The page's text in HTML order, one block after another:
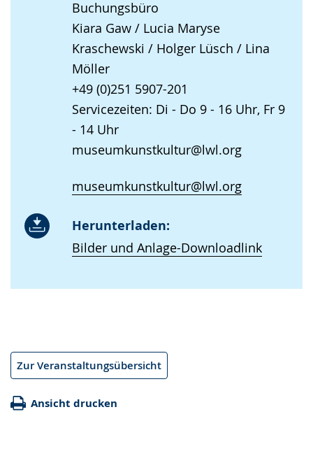
Buchungsbüro
Kiara Gaw / Lucia Maryse
Kraschewski / Holger Lüsch / Lina
Möller
+49 (0)251 5907-201
Servicezeiten: Di - Do 9 - 16 Uhr, Fr 9
- 14 Uhr
museumkunstkultur@lwl.org
museumkunstkultur@lwl.org
Herunterladen:
Bilder und Anlage-Downloadlink
Zur Veranstaltungsübersicht
Ansicht drucken